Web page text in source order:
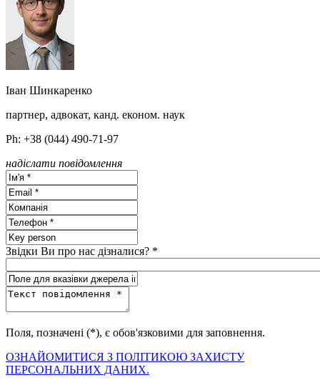
Іван Шинкаренко
партнер, адвокат, канд. економ. наук
Ph: +38 (044) 490-71-97
надіслати повідомлення
Звідки Ви про нас дізналися? *
Поля, позначені (*), є обов'язковими для заповнення.
ОЗНАЙОМИТИСЯ З ПОЛІТИКОЮ ЗАХИСТУ
ПЕРСОНАЛЬНИХ ДАНИХ.